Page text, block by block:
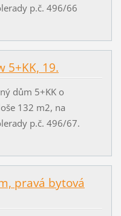
p.č. 496/66
5+KK, 19.
dům 5+KK o
132 m2, na
p.č. 496/67.
pravá bytová